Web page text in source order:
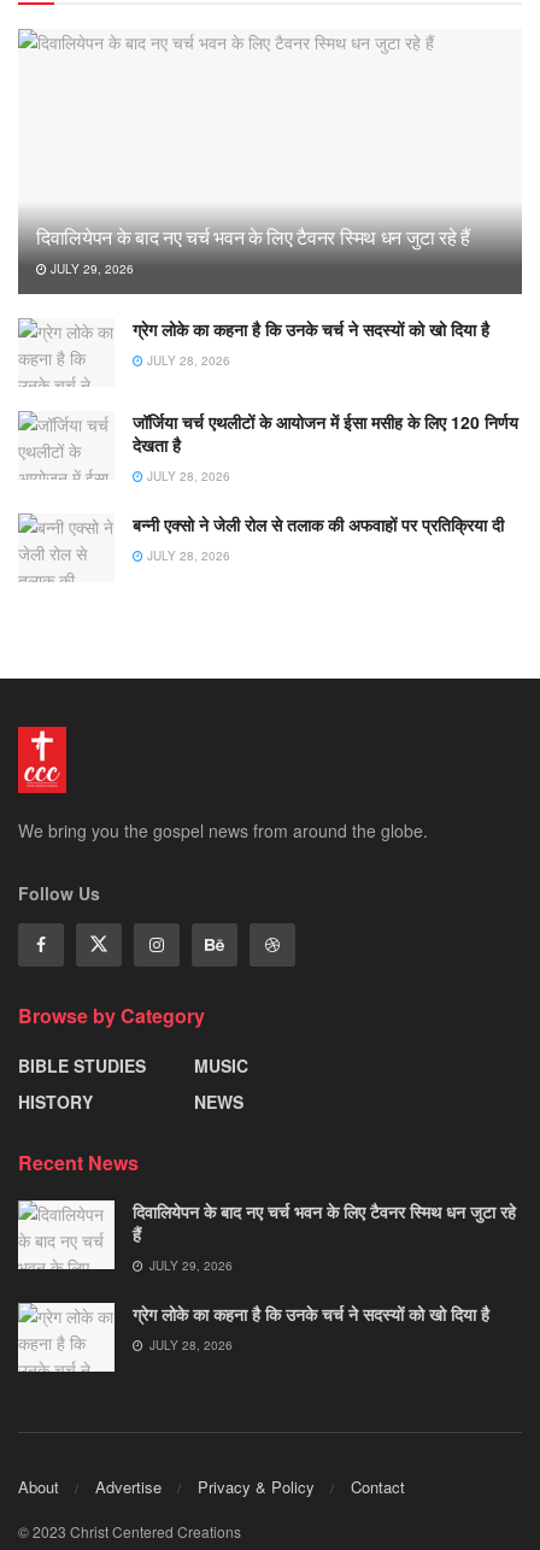
दिवालियेपन के बाद नए चर्च भवन के लिए टैवनर स्मिथ धन जुटा रहे हैं
JULY 29, 2026
ग्रेग लोके का कहना है कि उनके चर्च ने सदस्यों को खो दिया है
JULY 28, 2026
जॉर्जिया चर्च एथलीटों के आयोजन में ईसा मसीह के लिए 120 निर्णय
देखता है
JULY 28, 2026
बन्नी एक्सो ने जेली रोल से तलाक की अफवाहों पर प्रतिक्रिया दी
JULY 28, 2026
We bring you the gospel news from around the globe.
Follow Us
Browse by Category
BIBLE STUDIES
HISTORY
MUSIC
NEWS
Recent News
दिवालियेपन के बाद नए चर्च भवन के लिए टैवनर स्मिथ धन जुटा रहे
हैं
JULY 29, 2026
ग्रेग लोके का कहना है कि उनके चर्च ने सदस्यों को खो दिया है
JULY 28, 2026
About Advertise Privacy & Policy Contact
© 2023 Christ Centered Creations